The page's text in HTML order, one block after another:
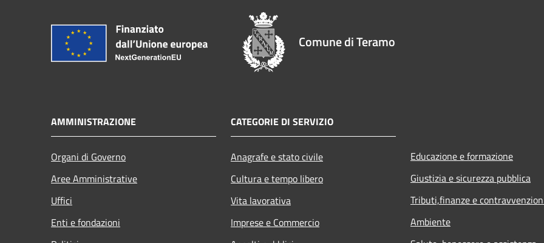
Comune di Teramo
AMMINISTRAZIONE
Organi di Governo
Aree Amministrative
Uffici
Enti e fondazioni
CATEGORIE DI SERVIZIO
Anagrafe e stato civile
Cultura e tempo libero
Vita lavorativa
Imprese e Commercio
Educazione e formazione
Giustizia e sicurezza pubblica
Tributi,finanze e
Ambiente